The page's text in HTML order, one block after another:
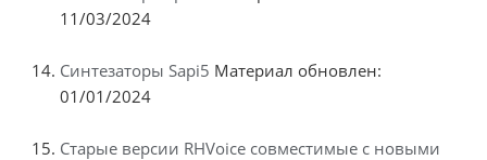
11/03/2024
Синтезаторы Sapi5 Материал обновлен:
01/01/2024
Старые версии RHVoice совместимые с новыми